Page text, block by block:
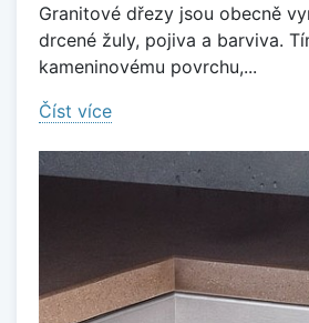
Granitové dřezy jsou obecně
drcené žuly, pojiva a barviva.
kameninovému povrchu,...
Číst více